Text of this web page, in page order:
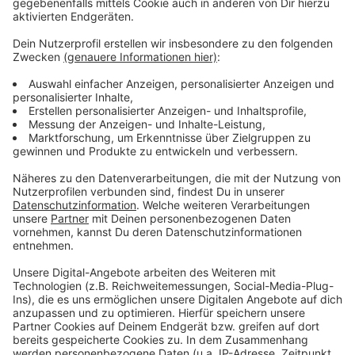
Punkten Rückstand auf den Dritten Heidenheim.
Anzeige
Weitere Infos und Links zum Thema
Hier geht es zur Tabelle
So berichtet die Fortuna
Die nächsten Spiele im Überblick
Anzeige